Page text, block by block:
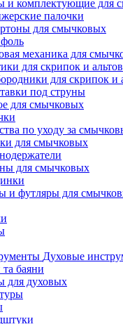
и комплектующие для
палочки
для смычковых
механика для
для скрипок и альтов
для скрипок и
под струны
для смычковых
по уходу за
для смычковых
для смычковых
и футляры для
Духовые
баяни
для духовых